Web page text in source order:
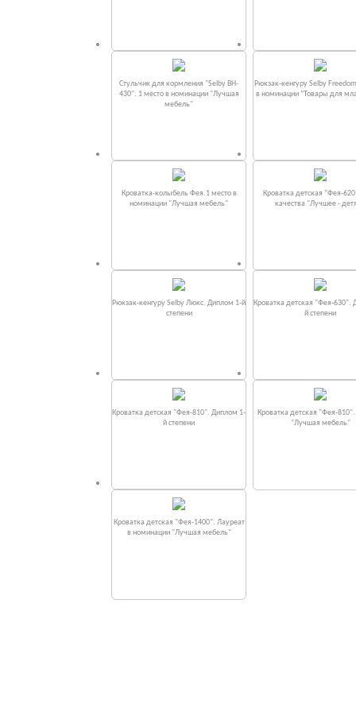
Стульчик для кормления "Selby BH-
430". 1 место в номинации "Лучшая
мебель"
Рюкзак-кенгуру Selby
в номинации “Товары для
Кроватка-колыбель Фея.1 место в
номинации "Лучшая мебель"
Кроватка детская "Фея-
качества "Лучшее -
Рюкзак-кенгуру Selby Люкс. Диплом 1-й
степени
Кроватка детская "Фея-630".
й степени
Кроватка детская "Фея-810". Диплом 1-
й степени
Кроватка детская "Фея-
"Лучшая мебель"
Кроватка детская "Фея-1400". Лауреат
в номинации "Лучшая мебель"